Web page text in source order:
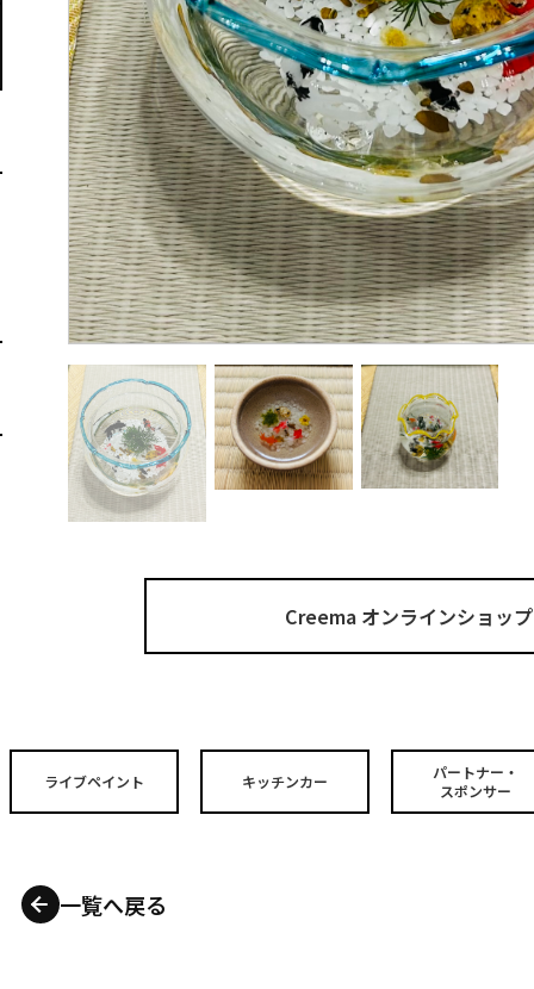
Creema オンラインショップ
ライブペイント キッチンカー
パートナー・
スポンサー
一覧へ戻る